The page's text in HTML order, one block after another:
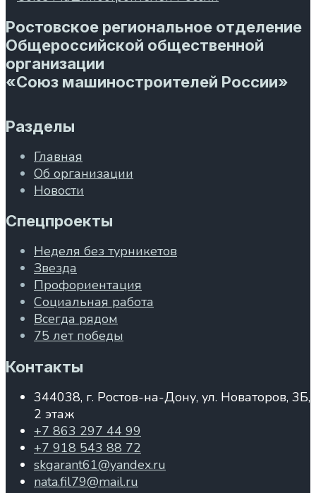
Ростовское региональное отделение
Общероссийской общественной
организации
«Союз машиностроителей России»
Разделы
Главная
Об организации
Новости
Спецпроекты
Неделя без турникетов
Звезда
Профориентация
Социальная работа
Всегда рядом
75 лет победы
Контакты
344038, г. Ростов-на-Дону, ул. Новаторов, 3Б,
2 этаж
+7 863 297 44 99
+7 918 543 88 72
skgarant61@yandex.ru
nata.fil79@mail.ru